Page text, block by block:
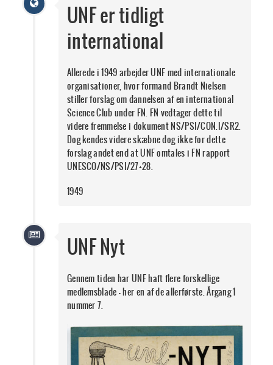
UNF er tidligt
international
Allerede i 1949 arbejder UNF med internationale
organisationer, hvor formand Brandt Nielsen
stiller forslag om dannelsen af en international
Science Club under FN. FN vedtager dette til
videre fremmelse i dokument NS/PSI/CON.I/SR2.
Dog kendes videre skæbne dog ikke for dette
forslag andet end at UNF omtales i FN rapport
UNESCO/NS/PSI/27+28.
1949
UNF Nyt
Gennem tiden har UNF haft flere forskellige
medlemsblade - her en af de allerførste. Årgang 1
nummer 7.